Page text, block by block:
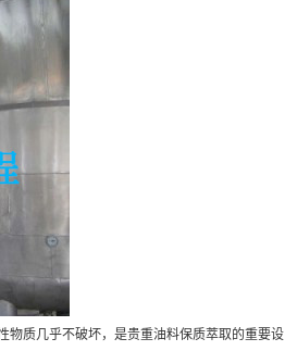
物质几乎不破坏，是贵重油料保质萃取的重要设